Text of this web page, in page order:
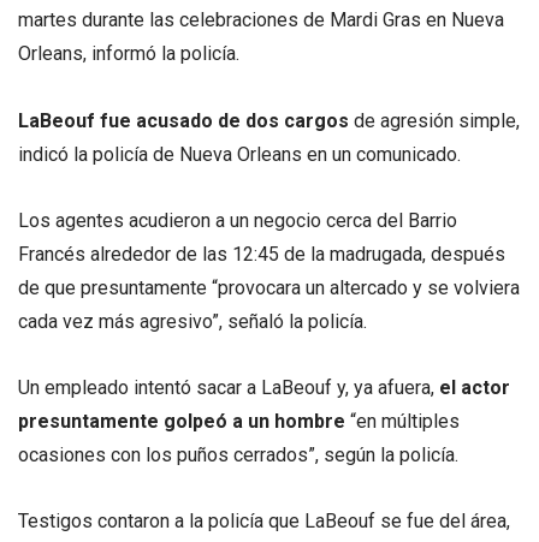
martes durante las celebraciones de Mardi Gras en Nueva
Orleans, informó la policía.
LaBeouf fue acusado de dos cargos de agresión simple,
indicó la policía de Nueva Orleans en un comunicado.
Los agentes acudieron a un negocio cerca del Barrio
Francés alrededor de las 12:45 de la madrugada, después
de que presuntamente “provocara un altercado y se volviera
cada vez más agresivo”, señaló la policía.
Un empleado intentó sacar a LaBeouf y, ya afuera, el actor
presuntamente golpeó a un hombre “en múltiples
ocasiones con los puños cerrados”, según la policía.
Testigos contaron a la policía que LaBeouf se fue del área,